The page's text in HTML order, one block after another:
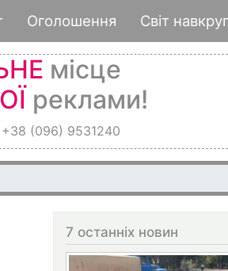
Оголошення Світ
місце
реклами!
(096) 9531240
7 останніх новин